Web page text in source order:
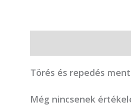
Törés és repedés
Még nincsenek